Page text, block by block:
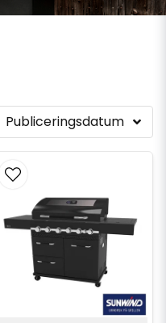
Publiceringsdatum